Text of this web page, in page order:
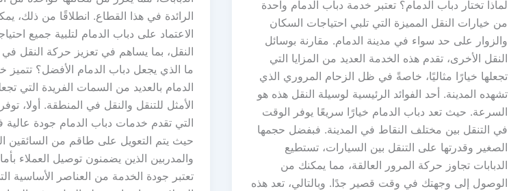
لماذا تختار دباب الدمام؟ تعتبر خدمة دباب الدمام واحدة
من خيارات النقل المميزة التي تلبي احتياجات السكان
والزوار على حد سواء في مدينة الدمام. مقارنة بوسائل
النقل الأخرى، تقدم هذه الخدمة العديد من المزايا التي
تجعلها خيارًا مثاليًا، خاصةً في ظل الزحام المروري الذي
تشهده المدينة. أحد الفوائد الرئيسية لوسيلة النقل هذه هو
السرعة. حيث تعد دباب الدمام خيارًا سريعًا يوفر الوقت
في التنقل بين مختلف النقاط في المدينة. فبفضل حجمها
الصغير وقدرتها على التنقل بين السيارات، تستطيع
الدبابات تجاوز حركة المرور العالقة، مما يمكنك من
الوصول إلى وجهتك في وقت قصير جدًا. وبالتالي، تعد هذه
الرائدة في هذا القطاع. انطلاقًا من ذلك،
الاعتماد على دباب الدمام لتلبية جميع
النقل، بما يساهم في تعزيز حركة النقل في
ما الذي يجعل دباب الدمام الأفضل؟ تتميز
الدمام بالعديد من السمات الفريدة التي
الأمثل للتنقل والنقل في المنطقة. أولا،
التي تقدم خدمات دباب الدمام جودة عالية
حيث يتم التعويل على طاقم من السائقين
والمدربين الذين يضمنون توصيل العملاء
تعتبر جودة الخدمة من العناصر الأساسية